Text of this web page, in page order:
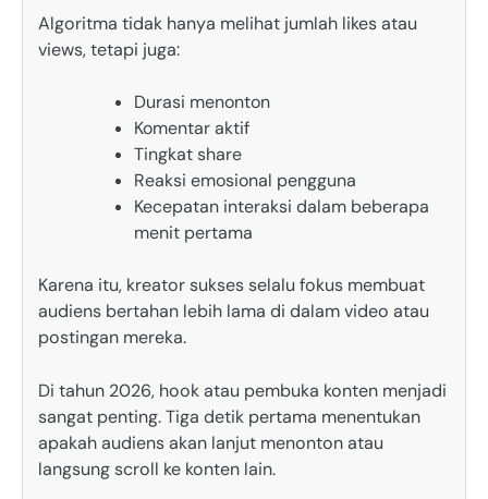
Algoritma tidak hanya melihat jumlah likes atau
views, tetapi juga:
Durasi menonton
Komentar aktif
Tingkat share
Reaksi emosional pengguna
Kecepatan interaksi dalam beberapa
menit pertama
Karena itu, kreator sukses selalu fokus membuat
audiens bertahan lebih lama di dalam video atau
postingan mereka.
Di tahun 2026, hook atau pembuka konten menjadi
sangat penting. Tiga detik pertama menentukan
apakah audiens akan lanjut menonton atau
langsung scroll ke konten lain.